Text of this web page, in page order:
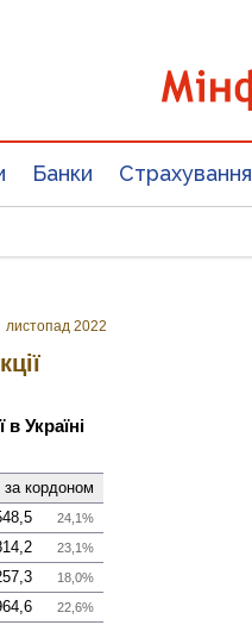
Банки Страхування
листопад 2022
Україні
за кордоном
24,1%
23,1%
18,0%
22,6%